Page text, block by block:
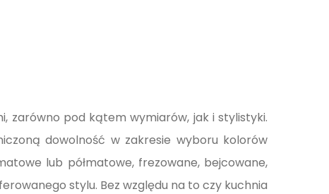
zarówno pod kątem wymiarów, jak i stylistyki.
dowolność w zakresie wyboru kolorów
lub półmatowe, frezowane, bejcowane,
stylu. Bez względu na to czy kuchnia